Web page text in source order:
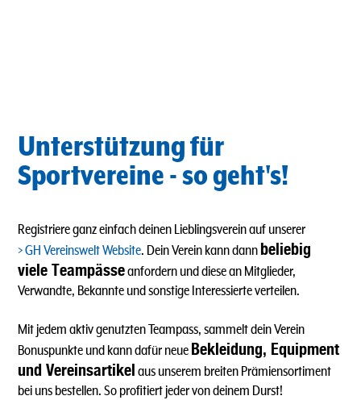
Unterstützung für
Sportvereine - so geht's!
Registriere ganz einfach deinen Lieblingsverein auf unserer
GH Vereinswelt Website. Dein Verein kann dann beliebig
viele Teampässeanfordern und diese an Mitglieder,
Verwandte, Bekannte und sonstige Interessierte verteilen.
Mit jedem aktiv genutzten Teampass, sammelt dein Verein
Bonuspunkte und kann dafür neue Bekleidung, Equipment
und Vereinsartikel aus unserem breiten Prämiensortiment
bei uns bestellen. So profitiert jeder von deinem Durst!